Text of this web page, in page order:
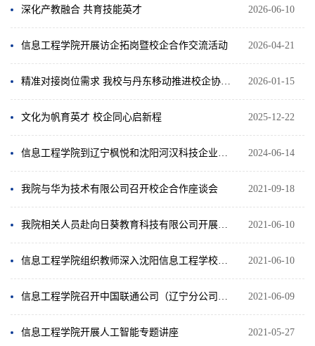
2026-06-10
深化产教融合 共育技能英才
2026-04-21
信息工程学院开展访企拓岗暨校企合作交流活动
2026-01-15
精准对接岗位需求 我校与丹东移动推进校企协同育人
2025-12-22
文化为帆育英才 校企同心启新程
2024-06-14
信息工程学院到辽宁枫悦和沈阳河汉科技企业走访
2021-09-18
我院与华为技术有限公司召开校企合作座谈会
2021-06-10
我院相关人员赴向日葵教育科技有限公司开展调研
2021-06-10
信息工程学院组织教师深入沈阳信息工程学校开展专题调研
2021-06-09
信息工程学院召开中国联通公司（辽宁分公司）专场招聘会
2021-05-27
信息工程学院开展人工智能专题讲座